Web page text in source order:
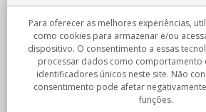
Sobre nosotros
Compromissos
Compras
Para oferecer as melhores experiências,
como cookies para armazenar e/ou
dispositivo. O consentimento a essas
processar dados como comportamento
identificadores únicos neste site. Não
consentimento pode afetar
funções.